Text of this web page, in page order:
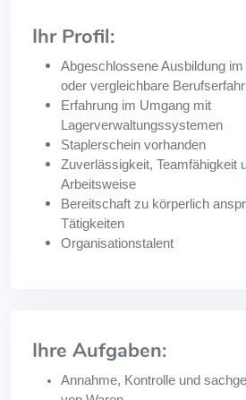
Ihr Profil:
Abgeschlossene Ausbildung
oder vergleichbare
Erfahrung im Umgang mit
Lagerverwaltungssystemen
Staplerschein vorhanden
Zuverlässigkeit, Teamfähigkeit
Arbeitsweise
Bereitschaft zu körperlich
Tätigkeiten
Organisationstalent
Ihre Aufgaben:
Annahme, Kontrolle und